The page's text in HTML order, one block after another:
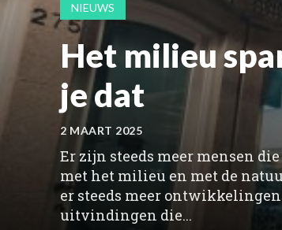
NIEUWS
Het milieu
je dat
2 MAART 2025
Er zijn steeds meer mensen
met het milieu en met de
er steeds meer
uitvindingen die...